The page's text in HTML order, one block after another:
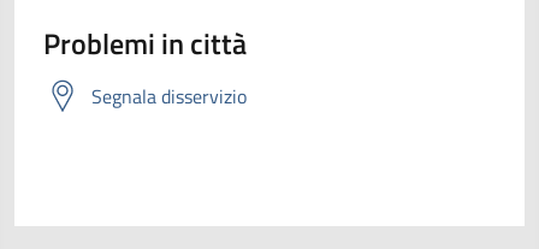
Problemi in città
Segnala disservizio